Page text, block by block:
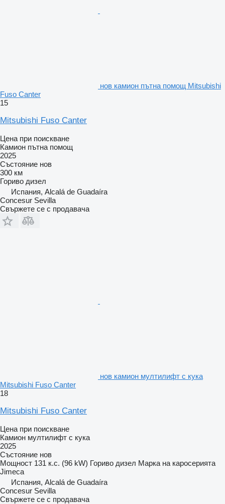
нов камион пътна помощ Mitsubishi
Fuso Canter
15
Mitsubishi Fuso Canter
Цена при поискване
Камион пътна помощ
2025
Състояние нов
300 км
Гориво дизел
Испания, Alcalá de Guadaíra
Concesur Sevilla
Свържете се с продавача
нов камион мултилифт с кука
Mitsubishi Fuso Canter
18
Mitsubishi Fuso Canter
Цена при поискване
Камион мултилифт с кука
2025
Състояние нов
Мощност 131 к.с. (96 kW) Гориво дизел Марка на каросерията
Jimeca
Испания, Alcalá de Guadaíra
Concesur Sevilla
Свържете се с продавача